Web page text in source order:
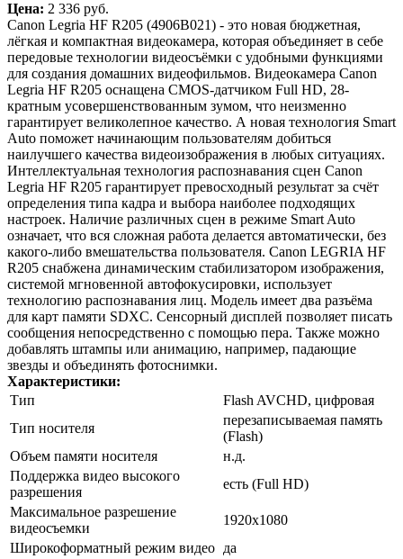
Цена: 2 336 pуб.
Canon Legria HF R205 (4906B021) - это новая бюджетная,
лёгкая и компактная видеокамера, которая объединяет в себе
передовые технологии видеосъёмки с удобными функциями
для создания домашних видеофильмов. Видеокамера Canon
Legria HF R205 оснащена CMOS-датчиком Full HD, 28-
кратным усовершенствованным зумом, что неизменно
гарантирует великолепное качество. А новая технология Smart
Auto поможет начинающим пользователям добиться
наилучшего качества видеоизображения в любых ситуациях.
Интеллектуальная технология распознавания сцен Canon
Legria HF R205 гарантирует превосходный результат за счёт
определения типа кадра и выбора наиболее подходящих
настроек. Наличие различных сцен в режиме Smart Auto
означает, что вся сложная работа делается автоматически, без
какого-либо вмешательства пользователя. Canon LEGRIA HF
R205 снабжена динамическим стабилизатором изображения,
системой мгновенной автофокусировки, использует
технологию распознавания лиц. Модель имеет два разъёма
для карт памяти SDXC. Сенсорный дисплей позволяет писать
сообщения непосредственно с помощью пера. Также можно
добавлять штампы или анимацию, например, падающие
звезды и объединять фотоснимки.
Характеристики:
Тип
Flash AVCHD, цифровая
Тип носителя
перезаписываемая память
(Flash)
Объем памяти носителя
н.д.
Поддержка видео высокого
разрешения
есть (Full HD)
Максимальное разрешение
видеосъемки
1920x1080
Широкоформатный режим видео да